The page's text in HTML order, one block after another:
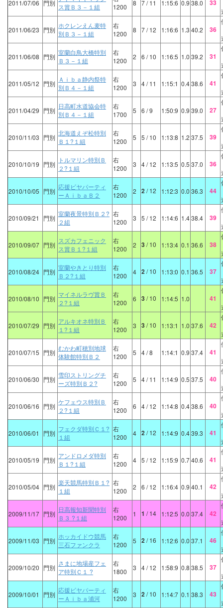
2011/07/06 門別 ス賞Ｂ３－１組
1200
8 7/ 11 1:15:6 0.9 38.0 33
2011/06/23 門別
ホクレンえん麦特
別Ｂ３－１組
右
1200
8 7/ 12 1:16:6 1.3 40.2 36
2011/06/08 門別
室蘭白鳥大橋特別
Ｂ３－１組
右
1200
2 6 / 10 1:16:5 1.0 39.2 31
2011/05/12 門別
Ａｉｂａ静内祭特
別Ｂ４－１組
右
1200
3 4/ 11 1:15:1 0.438.6 41
2011/04/29 門別
日高町水道協会特
別Ｂ４－１組
右
1700
5 6 / 9 1:50:9 0.9 39.0 27
2010/11/03 門別
北海道えぞ松特別
Ｂ１?１組
右
1200
5 5 / 10 1:13:8 1.2 37.5 39
2010/10/19 門別
トルマリン特別Ｂ
２?１組
右
1200
3 4/ 12 1:13:5 0.5 37.0 36
2010/10/05 門別
応援ビヤパーティ
ーＡｉｂａＢ２
右
1200
2 2/ 12 1:12:3 0.0 36.3 44
2010/09/21 門別
室蘭夜景特別Ｂ２?
２組
右
1200
3 5 / 12 1:14:6 1.438.4 39
2010/09/07 門別
スズカフェニック
ス賞Ｂ１?１組
右
1200
2 3/ 10 1:13:4 0.1 36.6 38
2010/08/24 門別
室蘭やきとり特別
Ｂ２?１組
右
1200
4 2/ 10 1:13:0 0.1 36.5 37
2010/08/10 門別
マイネルラヴ賞Ｂ
２?１組
右
1200
6 3/ 10 1:14:5 1.0 41
2010/07/29 門別
アルキオネ特別Ｂ
１?１組
右
1200
3 3/ 10 1:13:1 1.0 37.6 42
2010/07/15 門別
むかわ町穂別地球
体験館特別Ｂ２
右
1200
5 4/ 8 1:14:1 0.9 37.4 41
2010/06/30 門別
雪印ストリングチ
ーズ特別Ｂ２?
右
1200
5 4/ 11 1:14:9 0.5 37.5 40
2010/06/16 門別
ケフェウス特別Ｂ
２?１組
右
1200
6 4/ 12 1:14:8 0.438.6 40
2010/06/01 門別
フェクダ特別Ｃ１?
１組
右
1200
4 2/ 12 1:14:9 0.439.3 41
2010/05/19 門別
アンドロメダ特別
Ｂ１?１組
右
1200
4 5 / 12 1:15:9 0.740.6 41
2010/05/04 門別
楽天競馬特別Ｂ１?
１組
右
1200
2 6 / 12 1:16:4 0.9 40.1 42
2009/11/17 門別
日高報知新聞特別
Ｂ３ ?１組
右
1200
1 1 / 14 1:12:5 0.0 37.4 42
2009/11/03 門別
ホッカイドウ競馬
三石ファンクラ
右
1200
5 2/ 16 1:12:6 0.0 37.1 46
2009/10/20 門別
さまに地場産フェ
ア特別Ｃ１ ?
右
1800
3 4/ 12 1:58:9 0.8 38.5 37
2009/10/01 門別
応援ビヤパーティ
ーＡｉｂａ浦河
右
1200
3 2/ 10 1:14:7 0.1 38.3 43